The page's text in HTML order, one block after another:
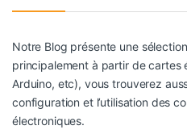
Notre Blog présente une
principalement à partir de cartes
Arduino, etc), vous trouverez
configuration et l’utilisation des
électroniques.